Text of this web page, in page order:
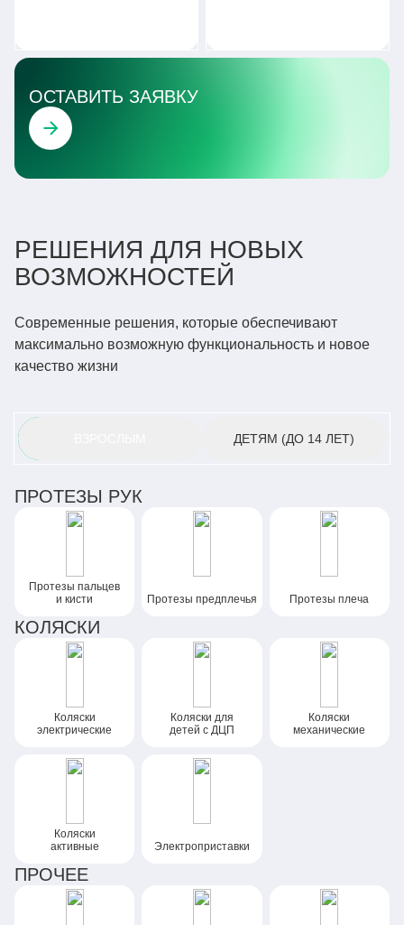
ОСТАВИТЬ ЗАЯВКУ
РЕШЕНИЯ ДЛЯ НОВЫХ
ВОЗМОЖНОСТЕЙ
Современные решения, которые обеспечивают
максимально возможную функциональность и новое
качество жизни
ДЕТЯМ (ДО 14 ЛЕТ)
ПРОТЕЗЫ РУК
Протезы пальцев
и кисти
Протезы предплечья Протезы плеча
КОЛЯСКИ
Коляски
электрические
Коляски для
детей с ДЦП
Коляски
механические
Коляски
активные
Электроприставки
ПРОЧЕЕ